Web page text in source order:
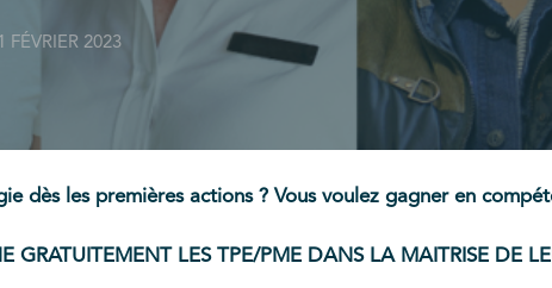
FÉVRIER 2023
dès les premières actions ? Vous voulez gagner en
LES TPE/PME DANS LA MAITRISE DE